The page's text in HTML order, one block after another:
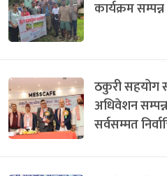
कार्यक्रम सम्पन्न
ठकुरी सहयोग
अधिवेशन
सर्वसम्मत